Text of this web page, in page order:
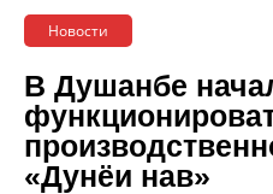
Новости
В Душанбе
«Дунёи нав»